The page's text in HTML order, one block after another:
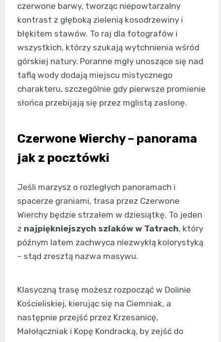
czerwone barwy, tworząc niepowtarzalny
kontrast z głęboką zielenią kosodrzewiny i
błękitem stawów. To raj dla fotografów i
wszystkich, którzy szukają wytchnienia wśród
górskiej natury. Poranne mgły unoszące się nad
taflą wody dodają miejscu mistycznego
charakteru, szczególnie gdy pierwsze promienie
słońca przebijają się przez mglistą zasłonę.
Czerwone Wierchy – panorama
jak z pocztówki
Jeśli marzysz o rozległych panoramach i
spacerze graniami, trasa przez Czerwone
Wierchy będzie strzałem w dziesiątkę. To jeden
z najpiękniejszych szlaków w Tatrach, który
późnym latem zachwyca niezwykłą kolorystyką
– stąd zresztą nazwa masywu.
Klasyczną trasę możesz rozpocząć w Dolinie
Kościeliskiej, kierując się na Ciemniak, a
następnie przejść przez Krzesanicę,
Małołączniak i Kopę Kondracką, by zejść do